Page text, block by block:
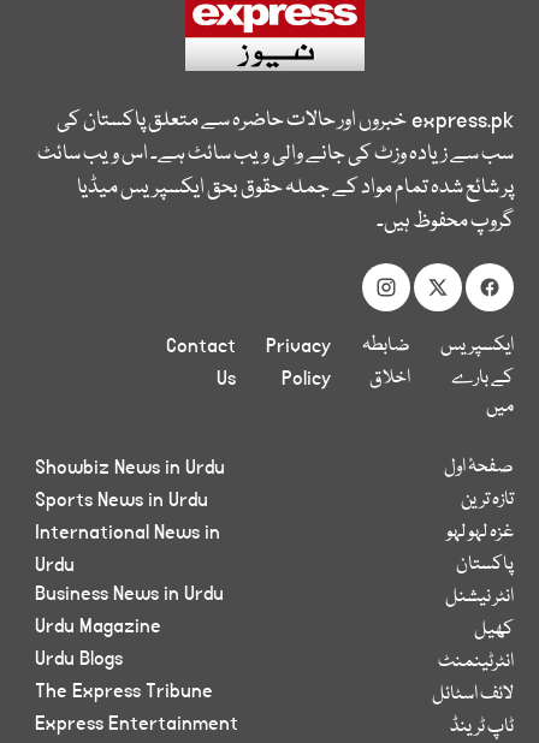
express.pkخبروں اور حالات حاضرہ سے متعلق پاکستان کی
سب سے زیادہ وزٹ کی جانے والی ویب سائٹ ہے۔ اس ویب سائٹ
پر شائع شدہ تمام مواد کے جملہ حقوق بحق ایکسپریس میڈیا
گروپ محفوظ ہیں۔
ایکسپریس
کے بارے
میں
ضابطہ
اخلاق
Privacy
Policy
Contact
Us
صفحۂ اول
تازہ ترین
غزہ لہو لہو
پاکستان
انٹر نیشنل
کھیل
انٹرٹینمنٹ
لائف اسٹائل
ٹاپ ٹرینڈ
Showbiz News in Urdu
Sports News in Urdu
International News in
Urdu
Business News in Urdu
Urdu Magazine
Urdu Blogs
The Express Tribune
Express Entertainment